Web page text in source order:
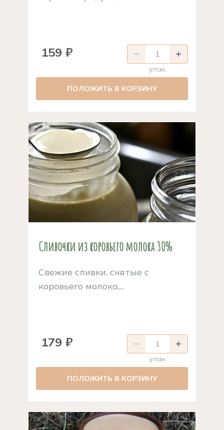
159 ₽
упак.
ПОЛОЖИТЬ В КОРЗИНУ
Сливочки из коровьего молока 30%
Свежие сливки, снятые с
коровьего молока,...
179 ₽
упак.
ПОЛОЖИТЬ В КОРЗИНУ